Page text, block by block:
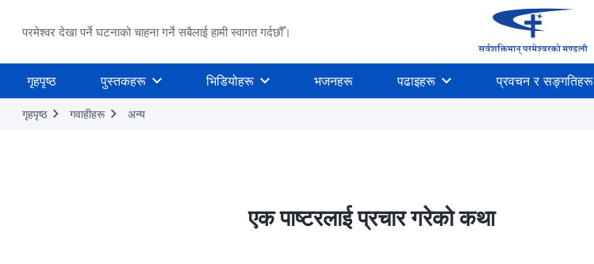
परमेश्वर देखा पर्ने घटनाको चाहना गर्ने सबैलाई हामी स्वागत गर्दछौँ।
गृहपृष्ठ पुस्तकहरू भिडियोहरू भजनहरू पढाइहरू प्रवचन र सङ्गतिहरू
गृहपृष्ठ गवाहीहरू अन्य
एक पाष्टरलाई प्रचार गरेको कथा